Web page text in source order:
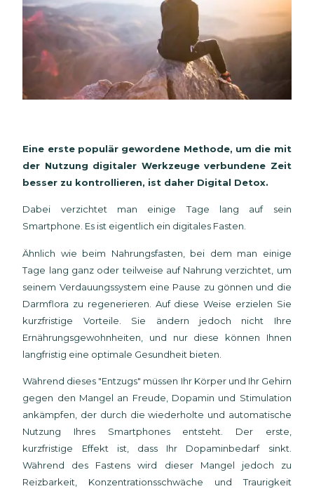
Eine erste populär gewordene Methode, um die mit
der Nutzung digitaler Werkzeuge verbundene Zeit
besser zu kontrollieren, ist daher Digital Detox.
Dabei verzichtet man einige Tage lang auf sein
Smartphone. Es ist eigentlich ein digitales Fasten.
Ähnlich wie beim Nahrungsfasten, bei dem man einige
Tage lang ganz oder teilweise auf Nahrung verzichtet, um
seinem Verdauungssystem eine Pause zu gönnen und die
Darmflora zu regenerieren. Auf diese Weise erzielen Sie
kurzfristige Vorteile. Sie ändern jedoch nicht Ihre
Ernährungsgewohnheiten, und nur diese können Ihnen
langfristig eine optimale Gesundheit bieten.
Während dieses "Entzugs" müssen Ihr Körper und Ihr Gehirn
gegen den Mangel an Freude, Dopamin und Stimulation
ankämpfen, der durch die wiederholte und automatische
Nutzung Ihres Smartphones entsteht. Der erste,
kurzfristige Effekt ist, dass Ihr Dopaminbedarf sinkt.
Während des Fastens wird dieser Mangel jedoch zu
Reizbarkeit, Konzentrationsschwäche und Traurigkeit